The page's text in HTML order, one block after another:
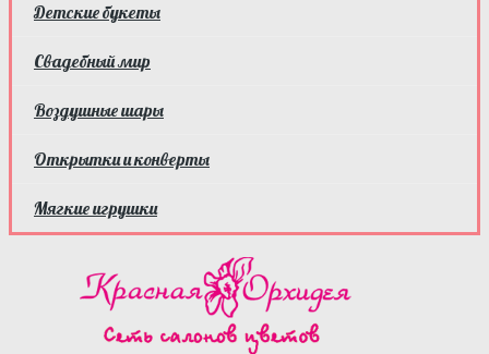
Детские букеты
Свадебный мир
Воздушные шары
Открытки и конверты
Мягкие игрушки